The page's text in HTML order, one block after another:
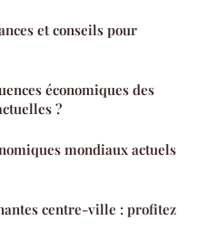
et conseils pour
économiques des
?
mondiaux actuels
centre-ville : profitez